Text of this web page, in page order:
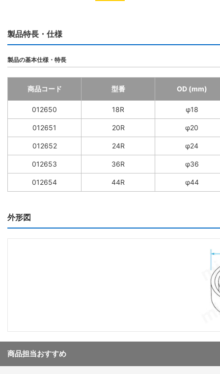
製品特長・仕様
製品の基本仕様・特長
商品コード 型番 OD (mm)
012650 18R φ18
012651 20R φ20
012652 24R φ24
012653 36R φ36
012654 44R φ44
外形図
商品担当おすすめ